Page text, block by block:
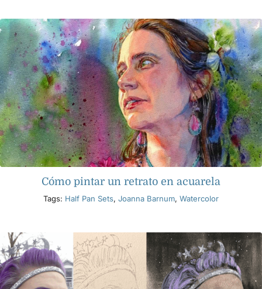
Productos
Eventos
Blog
Recursos
Encuentra un minorista
Suscribir
Cómo pintar un retrato en acuarela
Tags: Half Pan Sets, Joanna Barnum, Watercolor